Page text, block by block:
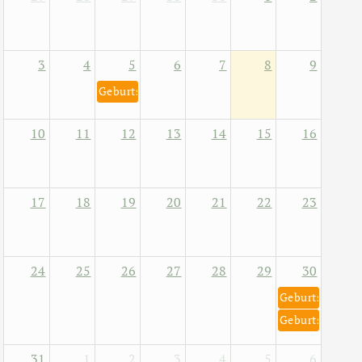
3 4 5
Geburtstag von Helene Fischer 5. August 1984
6 7 8 9
10 11 12 13 14 15 16
17 18 19 20 21 22 23
24 25 26 27 28 29 30
Geburtstag
Geburtstag